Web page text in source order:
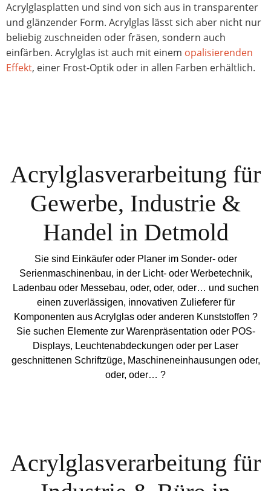
Acrylglasplatten und sind von sich aus in transparenter
und glänzender Form. Acrylglas lässt sich aber nicht nur
beliebig zuschneiden oder fräsen, sondern auch
einfärben. Acrylglas ist auch mit einem opalisierenden
Effekt, einer Frost-Optik oder in allen Farben erhältlich.
Acrylglasverarbeitung für
Gewerbe, Industrie &
Handel in Detmold
Sie sind Einkäufer oder Planer im Sonder- oder
Serienmaschinenbau, in der Licht- oder Werbetechnik,
Ladenbau oder Messebau, oder, oder, oder… und suchen
einen zuverlässigen, innovativen Zulieferer für
Komponenten aus Acrylglas oder anderen Kunststoffen ?
Sie suchen Elemente zur Warenpräsentation oder POS-
Displays, Leuchtenabdeckungen oder per Laser
geschnittenen Schriftzüge, Maschineneinhausungen oder,
oder, oder… ?
Acrylglasverarbeitung für